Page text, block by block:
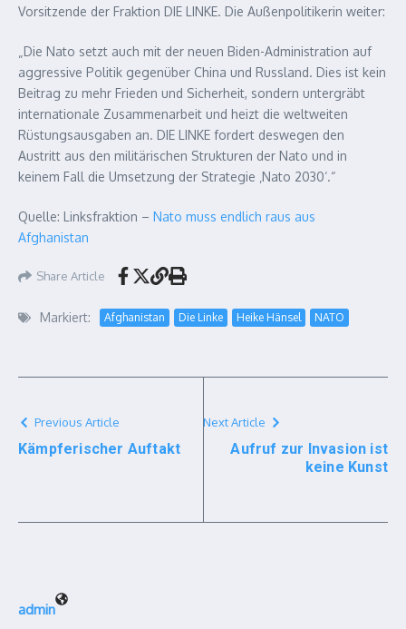
Vorsitzende der Fraktion DIE LINKE. Die Außenpolitikerin weiter:
„Die Nato setzt auch mit der neuen Biden-Administration auf
aggressive Politik gegenüber China und Russland. Dies ist kein
Beitrag zu mehr Frieden und Sicherheit, sondern untergräbt
internationale Zusammenarbeit und heizt die weltweiten
Rüstungsausgaben an. DIE LINKE fordert deswegen den
Austritt aus den militärischen Strukturen der Nato und in
keinem Fall die Umsetzung der Strategie ‚Nato 2030‘.“
Quelle: Linksfraktion – Nato muss endlich raus aus
Afghanistan
Share Article
Markiert: Afghanistan Die Linke Heike Hänsel NATO
Previous Article
Kämpferischer Auftakt
Next Article
Aufruf zur Invasion ist
keine Kunst
admin